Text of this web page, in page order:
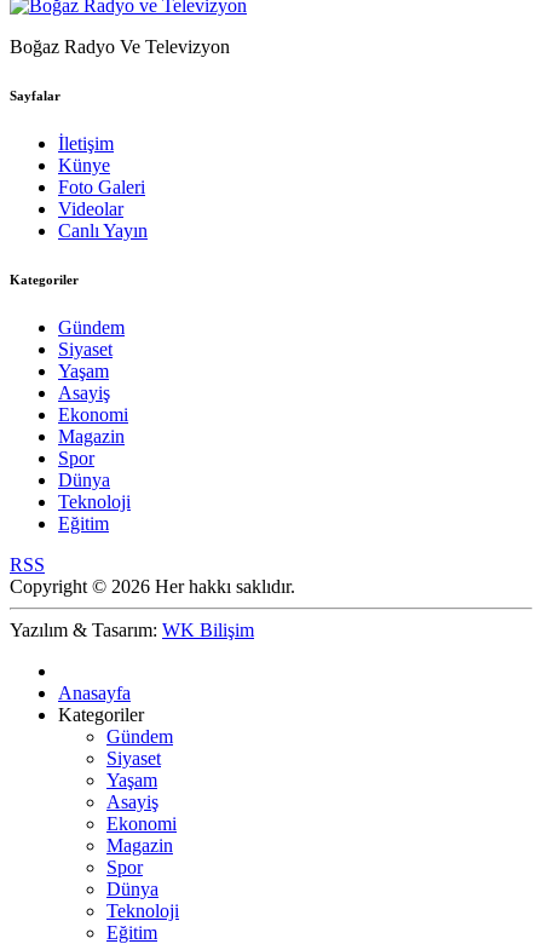
Boğaz Radyo Ve Televizyon
Sayfalar
İletişim
Künye
Foto Galeri
Videolar
Canlı Yayın
Kategoriler
Gündem
Siyaset
Yaşam
Asayiş
Ekonomi
Magazin
Spor
Dünya
Teknoloji
Eğitim
RSS
Copyright © 2026 Her hakkı saklıdır.
Yazılım & Tasarım: WK Bilişim
Anasayfa
Kategoriler
Gündem
Siyaset
Yaşam
Asayiş
Ekonomi
Magazin
Spor
Dünya
Teknoloji
Eğitim